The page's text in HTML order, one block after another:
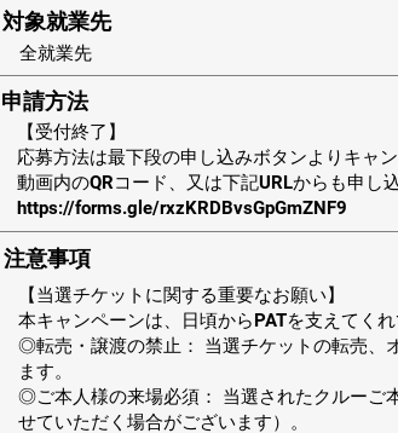
対象就業先
全就業先
申請方法
【受付終了】
応募方法は最下段の申し込みボタンよりキャ
動画内のQRコード、又は下記URLからも申し
https://forms.gle/rxzKRDBvsGpGmZNF9
注意事項
【当選チケットに関する重要なお願い】
本キャンペーンは、日頃からPATを支えてく
◎転売・譲渡の禁止： 当選チケットの転売、
ます。
◎ご本人様の来場必須： 当選されたクルーご
せていただく場合がございます）。